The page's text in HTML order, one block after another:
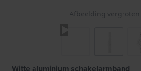
Afbeelding vergroten
Witte aluminium schakelarmband